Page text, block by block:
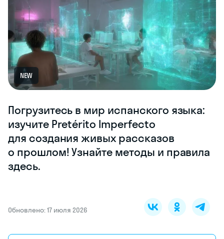
NEW
Погрузитесь в мир испанского языка:
изучите Pretérito Imperfecto
для создания живых рассказов
о прошлом! Узнайте методы и правила
здесь.
Обновлено: 17 июля 2026